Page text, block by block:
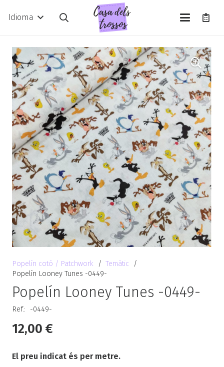
Idioma
Popelín cotó / Patchwork / Temàtic
/
Popelín Looney Tunes -0449-
Popelín Looney Tunes -0449-
Ref.: -0449-
12,00 €
El preu indicat és per metre.